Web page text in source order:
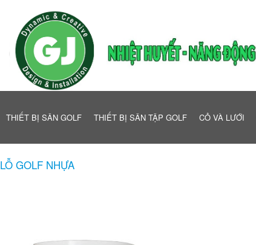
THIẾT BỊ SÂN GOLF THIẾT BỊ SÂN TẬP GOLF CỎ VÀ LƯỚI
LỖ GOLF NHỰA